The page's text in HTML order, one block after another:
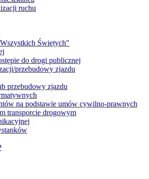
ruchu
Świętych"
do drogi publicznej
przebudowy zjazdu
przebudowy zjazdu
na podstawie umów cywilno-prawnych
transporcie drogowym